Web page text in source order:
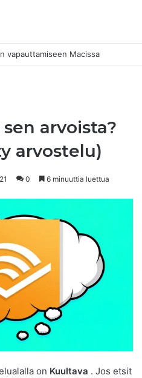
vapauttamiseen Macissa
arvoista?
arvostelu)
0 6 minuuttia luettua
on Kuultava . Jos etsit